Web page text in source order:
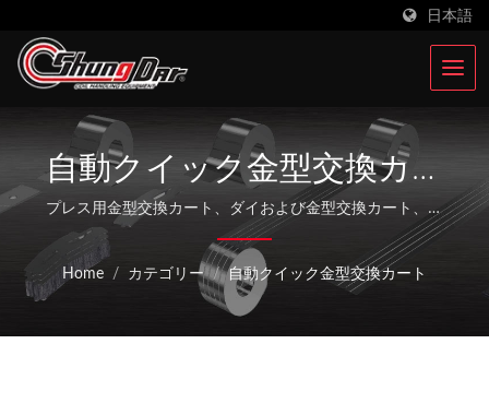
日本語
自動クイック金型交換カー
ト | 台湾を拠点とする鋼板
コイルプレスおよびスタ
ンピング機メーカー |
Shung Dar Industrial Co.,
プレス用金型交換カート、ダイおよび金型交換カート、ダ
イ/金型カートシステム、金型交換ハンドリング装置 /
Shungdar Industrial Co., Ltd.は36年以上にわたり鋼板コ
イルスタンピング加工機器に特化しています。台湾に根付
き、中国の昆山にSoondar Companyを設立し、積極的に
30カ国に事業を拡大しています。
Home / カテゴリー / 自動クイック金型交換カート